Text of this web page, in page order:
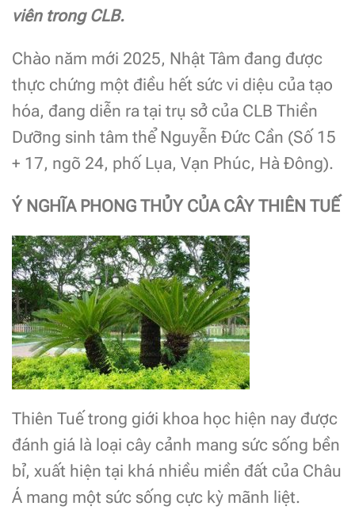
viên trong CLB.
Chào năm mới 2025, Nhật Tâm đang được
thực chứng một điều hết sức vi diệu của tạo
hóa, đang diễn ra tại trụ sở của CLB Thiền
Dưỡng sinh tâm thể Nguyễn Đức Cần (Số 15
+ 17, ngõ 24, phố Lụa, Vạn Phúc, Hà Đông).
Ý NGHĨA PHONG THỦY CỦA CÂY THIÊN TUẾ
Thiên Tuế trong giới khoa học hiện nay được
đánh giá là loại cây cảnh mang sức sống bền
bỉ, xuất hiện tại khá nhiều miền đất của Châu
Á mang một sức sống cực kỳ mãnh liệt.